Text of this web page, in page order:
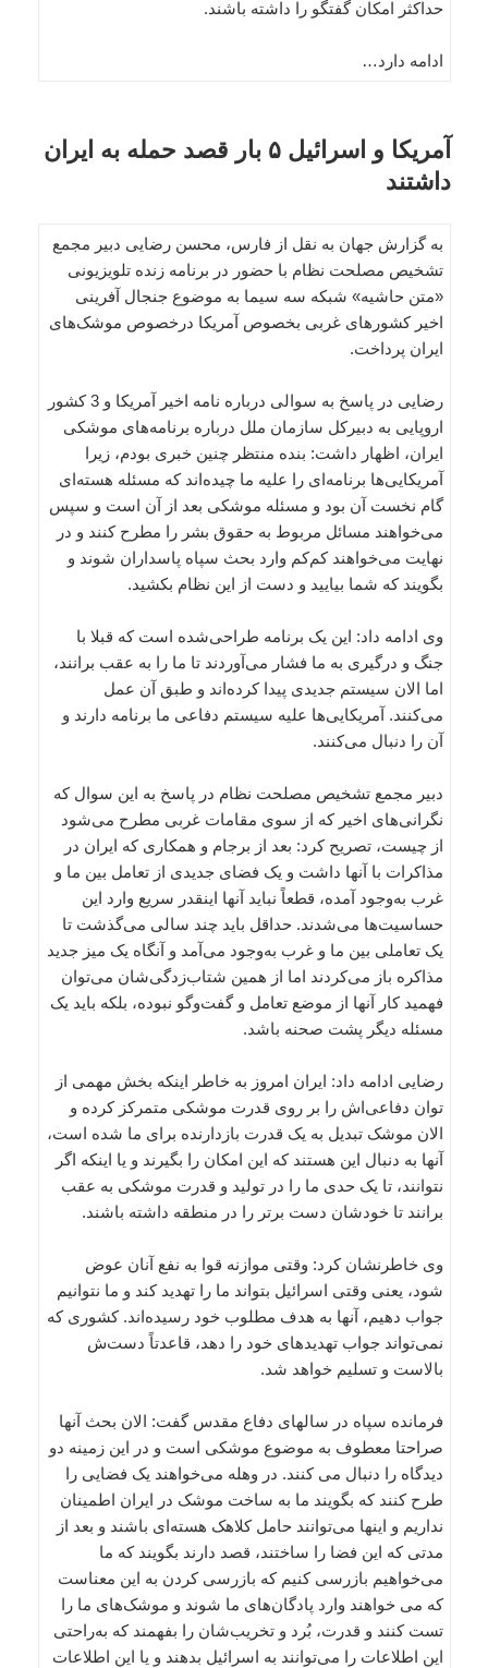
حداکثر امکان گفتگو را داشته باشند.
ادامه دارد…
آمریکا و اسرائیل ۵ بار قصد حمله به ایران
داشتند
به گزارش جهان به نقل از فارس، محسن رضایی دبیر مجمع
تشخیص مصلحت نظام با حضور در برنامه زنده تلویزیونی
«متن حاشیه» شبکه سه سیما به موضوع جنجال آفرینی
اخیر کشورهای غربی بخصوص آمریکا درخصوص موشک‌های
ایران پرداخت.
رضایی در پاسخ به سوالی درباره نامه اخیر آمریکا و 3 کشور
اروپایی به دبیرکل سازمان ملل درباره برنامه‌های موشکی
ایران، اظهار داشت: بنده منتظر چنین خبری بودم، زیرا
آمریکایی‌ها برنامه‌ای را علیه ما چیده‌اند که مسئله هسته‌ای
گام نخست آن بود و مسئله موشکی بعد از آن است و سپس
می‌خواهند مسائل مربوط به حقوق بشر را مطرح کنند و در
نهایت می‌خواهند کم‌کم وارد بحث سپاه پاسداران شوند و
بگویند که شما بیایید و دست از این نظام بکشید.
وی ادامه داد: این یک برنامه طراحی‌شده است که قبلا با
جنگ و درگیری به ما فشار می‌آوردند تا ما را به عقب برانند،‌
اما الان سیستم جدیدی پیدا کرده‌اند و طبق آن عمل
می‌کنند. آمریکایی‌ها علیه سیستم دفاعی ما برنامه‌ دارند و
آن را دنبال می‌کنند.
دبیر مجمع تشخیص مصلحت نظام در پاسخ به این سوال که
نگرانی‌های اخیر که از سوی مقامات غربی مطرح می‌شود
از چیست، تصریح کرد: بعد از برجام و همکاری که ایران در
مذاکرات با آنها داشت و یک فضای جدیدی از تعامل بین ما و
غرب به‌وجود آمده، قطعاً نباید آنها اینقدر سریع وارد این
حساسیت‌ها می‌شدند. حداقل باید چند سالی می‌گذشت تا
یک تعاملی بین ما و غرب به‌وجود می‌آمد و آنگاه یک میز جدید
مذاکره باز می‌کردند اما از همین شتاب‌زدگی‌شان می‌توان
فهمید کار آنها از موضع تعامل و گفت‌وگو نبوده، بلکه باید یک
مسئله دیگر پشت صحنه باشد.
رضایی ادامه داد: ایران امروز به خاطر اینکه بخش مهمی از
توان دفاعی‌اش را بر روی قدرت موشکی متمرکز کرده و
الان موشک تبدیل به یک قدرت بازدارنده برای ما شده است،
آنها به دنبال این هستند که این امکان را بگیرند و یا اینکه اگر
نتوانند، تا یک حدی ما را در تولید و قدرت موشکی به عقب
برانند تا خودشان دست برتر را در منطقه داشته باشند.
وی خاطرنشان کرد: وقتی موازنه قوا به نفع آنان عوض
شود، یعنی وقتی اسرائیل بتواند ما را تهدید کند و ما نتوانیم
جواب دهیم، آنها به هدف مطلوب خود رسیده‌اند. کشوری که
نمی‌تواند جواب تهدیدهای خود را دهد، قاعدتاً دست‌ش
بالاست و تسلیم خواهد شد.
فرمانده سپاه در سالهای دفاع مقدس گفت: الان بحث آنها
صراحتا معطوف به موضوع موشکی است و در این زمینه دو
دیدگاه را دنبال می کنند. در وهله می‌خواهند یک فضایی را
طرح کنند که بگویند ما به ساخت موشک در ایران اطمینان
نداریم و اینها می‌توانند حامل کلاهک هسته‌ای باشند و بعد از
مدتی که این فضا را ساختند، قصد دارند بگویند که ما
می‌خواهیم بازرسی کنیم که بازرسی کردن به این معناست
که می خواهند وارد پادگان‌های ما شوند و موشک‌های ما را
تست کنند و قدرت، بُرد و تخریب‌شان را بفهمند که به‌راحتی
این اطلاعات را می‌توانند به اسرائیل بدهند و یا این اطلاعات